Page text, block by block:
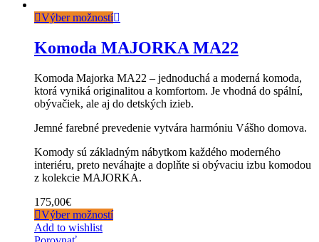
Výber možností
Komoda MAJORKA MA22
Komoda Majorka MA22 – jednoduchá a moderná komoda,
ktorá vyniká originalitou a komfortom. Je vhodná do spální,
obývačiek, ale aj do detských izieb.
Jemné farebné prevedenie vytvára harmóniu Vášho domova.
Komody sú základným nábytkom každého moderného
interiéru, preto neváhajte a doplňte si obývaciu izbu komodou
z kolekcie MAJORKA.
175,00€
Výber možností
Add to wishlist